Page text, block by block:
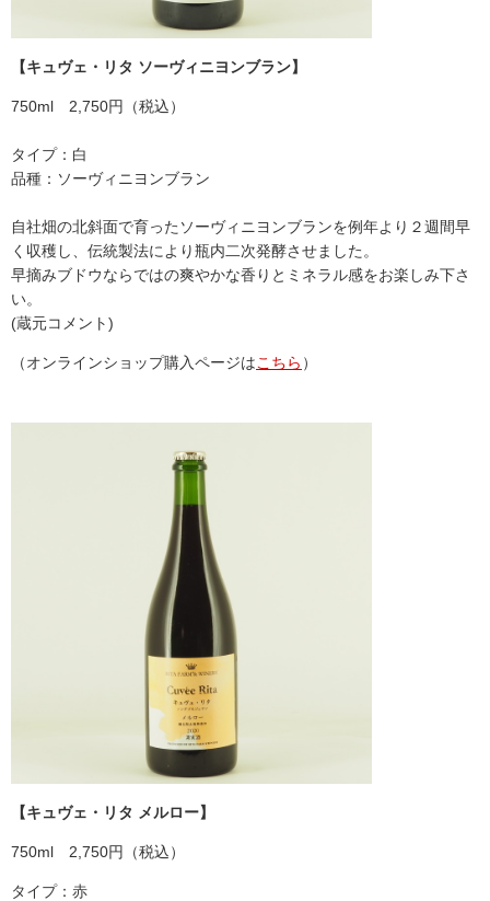
【キュヴェ・リタ ソーヴィニヨンブラン】
750ml 2,750円（税込）
タイプ：白
品種：ソーヴィニヨンブラン
自社畑の北斜面で育ったソーヴィニヨンブランを例年より２週間早
く収穫し、伝統製法により瓶内二次発酵させました。
早摘みブドウならではの爽やかな香りとミネラル感をお楽しみ下さ
い。
(蔵元コメント)
（オンラインショップ購入ページはこちら ）
【キュヴェ・リタ メルロー】
750ml 2,750円（税込）
タイプ：赤